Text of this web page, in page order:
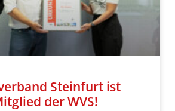
Steinfurt ist
der WVS!